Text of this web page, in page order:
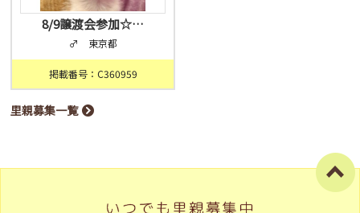
8/9譲渡会参加☆…
♂ 東京都
掲載番号：C360959
里親募集一覧